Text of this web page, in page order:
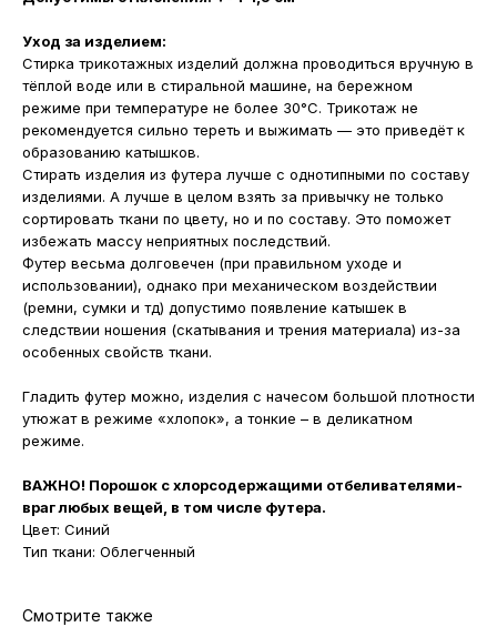
Уход за изделием:
Стирка трикотажных изделий должна проводиться вручную в
тёплой воде или в стиральной машине, на бережном
режиме при температуре не более 30°С. Трикотаж не
рекомендуется сильно тереть и выжимать — это приведёт к
образованию катышков.
Стирать изделия из футера лучше с однотипными по составу
изделиями. А лучше в целом взять за привычку не только
сортировать ткани по цвету, но и по составу. Это поможет
избежать массу неприятных последствий.
Футер весьма долговечен (при правильном уходе и
использовании), однако при механическом воздействии
(ремни, сумки и тд) допустимо появление катышек в
следствии ношения (скатывания и трения материала) из-за
особенных свойств ткани.
Гладить футер можно, изделия с начесом большой плотности
утюжат в режиме «хлопок», а тонкие – в деликатном
режиме.
ВАЖНО! Порошок с хлорсодержащими отбеливателями-
враг любых вещей, в том числе футера.
Цвет: Синий
Тип ткани: Облегченный
Смотрите также